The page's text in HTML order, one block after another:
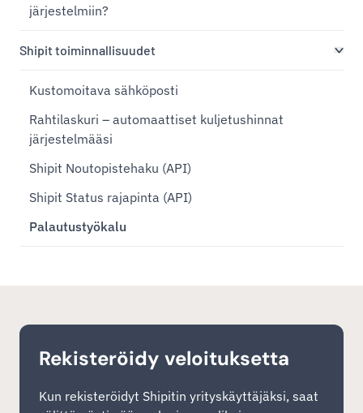
järjestelmiin?
Shipit toiminnallisuudet
Kustomoitava sähköposti
Rahtilaskuri – automaattiset kuljetushinnat
järjestelmääsi
Shipit Noutopistehaku (API)
Shipit Status rajapinta (API)
Palautustyökalu
Rekisteröidy veloituksetta
Kun rekisteröidyt Shipitin yrityskäyttäjäksi, saat